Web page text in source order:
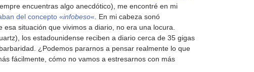
encuentras algo anecdótico), me encontré en mi
del concepto «infobeso« . En mi cabeza sonó
situación que vivimos a diario, no era una locura.
los estadounidense reciben a diario cerca de 35 gigas
¿Podemos pararnos a pensar realmente lo que
fácilmente, cómo no vamos a estresarnos con más